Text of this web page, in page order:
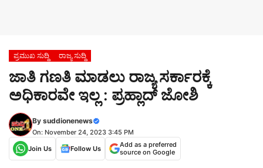
ಪ್ರಮುಖ ಸುದ್ದಿ ರಾಜ್ಯ ಸುದ್ದಿ
ಜಾತಿ ಗಣತಿ ಮಾಡಲು ರಾಜ್ಯ ಸರ್ಕಾರಕ್ಕೆ
ಅಧಿಕಾರವೇ ಇಲ್ಲ : ಪ್ರಹ್ಲಾದ್ ಜೋಶಿ
By suddionenews
On: November 24, 2023 3:45 PM
Join Us
Follow Us
Add as a preferred
source on Google